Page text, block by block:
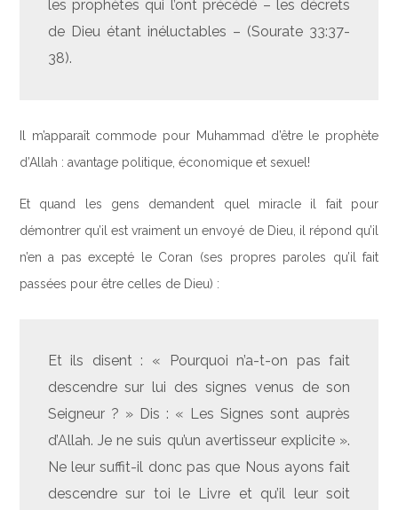
les prophètes qui l’ont précédé – les décrets
de Dieu étant inéluctables – (Sourate 33:37-
38).
Il m’apparaît commode pour Muhammad d’être le prophète
d’Allah : avantage politique, économique et sexuel!
Et quand les gens demandent quel miracle il fait pour
démontrer qu’il est vraiment un envoyé de Dieu, il répond qu’il
n’en a pas excepté le Coran (ses propres paroles qu’il fait
passées pour être celles de Dieu) :
Et ils disent : « Pourquoi n’a-t-on pas fait
descendre sur lui des signes venus de son
Seigneur ? » Dis : « Les Signes sont auprès
d’Allah. Je ne suis qu’un avertisseur explicite ».
Ne leur suffit-il donc pas que Nous ayons fait
descendre sur toi le Livre et qu’il leur soit